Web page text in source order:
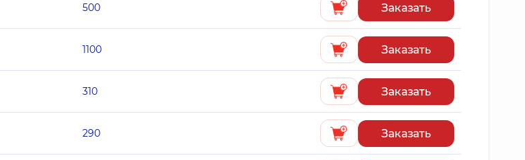
500 Заказать
1100 Заказать
310 Заказать
290 Заказать